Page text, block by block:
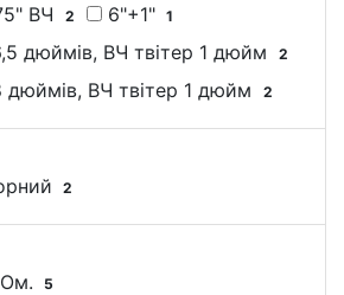
ВЧ
2 6"+1" 1
дюймів, ВЧ твітер 1 дюйм 2
дюймів, ВЧ твітер 1 дюйм 2
2
5